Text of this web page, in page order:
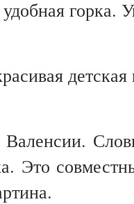
горка.
Валенсии.
Это